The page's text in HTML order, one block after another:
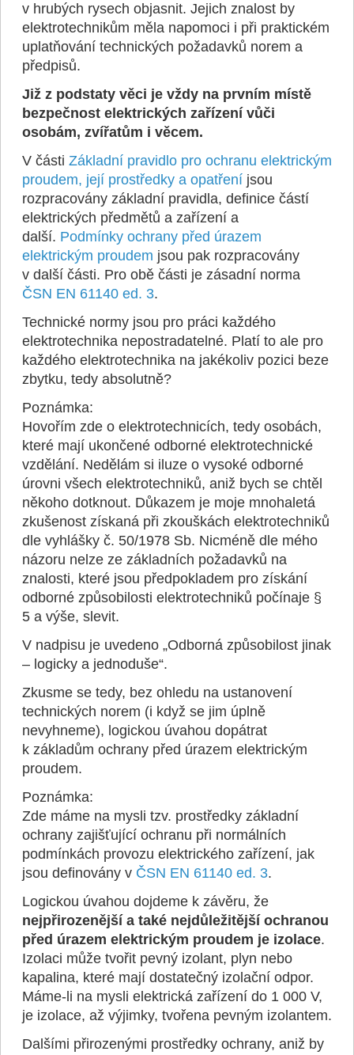
v hrubých rysech objasnit. Jejich znalost by
elektrotechnikům měla napomoci i při praktickém
uplatňování technických požadavků norem a
předpisů.
Již z podstaty věci je vždy na prvním místě
bezpečnost elektrických zařízení vůči
osobám, zvířatům i věcem.
V části Základní pravidlo pro ochranu elektrickým
proudem, její prostředky a opatření jsou
rozpracovány základní pravidla, definice částí
elektrických předmětů a zařízení a
další. Podmínky ochrany před úrazem
elektrickým proudem jsou pak rozpracovány
v další části. Pro obě části je zásadní norma
ČSN EN 61140 ed. 3.
Technické normy jsou pro práci každého
elektrotechnika nepostradatelné. Platí to ale pro
každého elektrotechnika na jakékoliv pozici beze
zbytku, tedy absolutně?
Poznámka:
Hovořím zde o elektrotechnicích, tedy osobách,
které mají ukončené odborné elektrotechnické
vzdělání. Nedělám si iluze o vysoké odborné
úrovni všech elektrotechniků, aniž bych se chtěl
někoho dotknout. Důkazem je moje mnohaletá
zkušenost získaná při zkouškách elektrotechniků
dle vyhlášky č. 50/1978 Sb. Nicméně dle mého
názoru nelze ze základních požadavků na
znalosti, které jsou předpokladem pro získání
odborné způsobilosti elektrotechniků počínaje §
5 a výše, slevit.
V nadpisu je uvedeno „Odborná způsobilost jinak
– logicky a jednoduše“.
Zkusme se tedy, bez ohledu na ustanovení
technických norem (i když se jim úplně
nevyhneme), logickou úvahou dopátrat
k základům ochrany před úrazem elektrickým
proudem.
Poznámka:
Zde máme na mysli tzv. prostředky základní
ochrany zajišťující ochranu při normálních
podmínkách provozu elektrického zařízení, jak
jsou definovány v ČSN EN 61140 ed. 3.
Logickou úvahou dojdeme k závěru, že
nejpřirozenější a také nejdůležitější ochranou
před úrazem elektrickým proudem je izolace.
Izolaci může tvořit pevný izolant, plyn nebo
kapalina, které mají dostatečný izolační odpor.
Máme-li na mysli elektrická zařízení do 1 000 V,
je izolace, až výjimky, tvořena pevným izolantem.
Dalšími přirozenými prostředky ochrany, aniž by